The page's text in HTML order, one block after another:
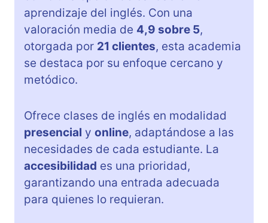
aprendizaje del inglés. Con una
valoración media de 4,9 sobre 5,
otorgada por 21 clientes, esta academia
se destaca por su enfoque cercano y
metódico.
Ofrece clases de inglés en modalidad
presencial y online, adaptándose a las
necesidades de cada estudiante. La
accesibilidad es una prioridad,
garantizando una entrada adecuada
para quienes lo requieran.